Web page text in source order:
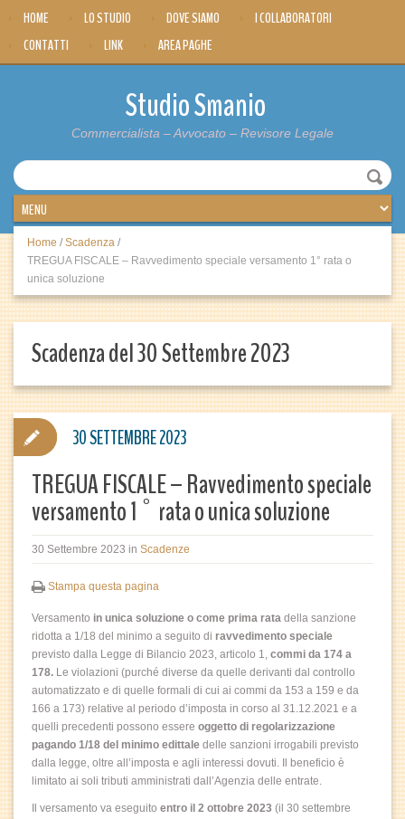
HOME LO STUDIO DOVE SIAMO
I COLLABORATORI
CONTATTI
LINK AREA PAGHE
Studio Smanio
Commercialista – Avvocato – Revisore Legale
Home / Scadenza /
TREGUA FISCALE – Ravvedimento speciale versamento 1° rata o
unica soluzione
Scadenza del 30 Settembre 2023
TREGUA FISCALE – Ravvedimento speciale
versamento 1° rata o unica soluzione
30 Settembre 2023 in Scadenze
Stampa questa pagina
Versamento in unica soluzione o come prima rata della sanzione
ridotta a 1/18 del minimo a seguito di ravvedimento speciale
previsto dalla Legge di Bilancio 2023, articolo 1, commi da 174 a
178. Le violazioni (purché diverse da quelle derivanti dal controllo
automatizzato e di quelle formali di cui ai commi da 153 a 159 e da
166 a 173) relative al periodo d’imposta in corso al 31.12.2021 e a
quelli precedenti possono essere oggetto di regolarizzazione
pagando 1/18 del minimo edittale delle sanzioni irrogabili previsto
dalla legge, oltre all’imposta e agli interessi dovuti. Il beneficio è
limitato ai soli tributi amministrati dall’Agenzia delle entrate.
Il versamento va eseguito entro il 2 ottobre 2023 (il 30 settembre
30 SETTEMBRE 2023